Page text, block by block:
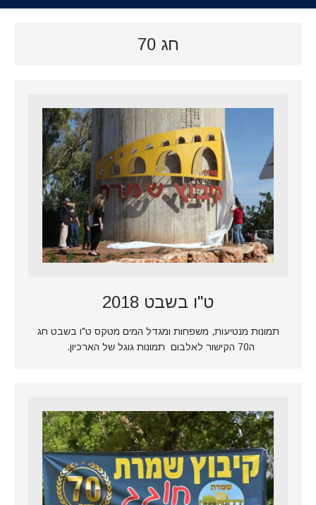
חג 70
ט"ו בשבט 2018
תמונות מנטיעות, משפחות ומגדל המים מטקס ט"ו בשבט חג
ה70 הקישור לאלבום תמונות גוגל של הארכיון.